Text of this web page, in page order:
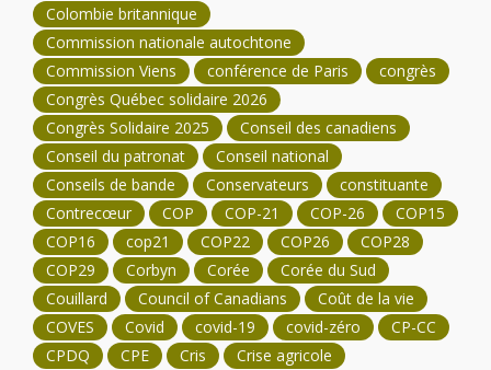
Colombie britannique
Commission nationale autochtone
Commission Viens
conférence de Paris
congrès
Congrès Québec solidaire 2026
Congrès Solidaire 2025
Conseil des canadiens
Conseil du patronat
Conseil national
Conseils de bande
Conservateurs
constituante
Contrecœur
COP COP-21 COP-26
COP15
COP16
cop21 COP22 COP26
COP28
COP29
Corbyn Corée
Corée du Sud
Couillard
Council of Canadians
Coût de la vie
COVES
Covid covid-19 covid-zéro
CP-CC
CPDQ
CPE Cris
Crise agricole